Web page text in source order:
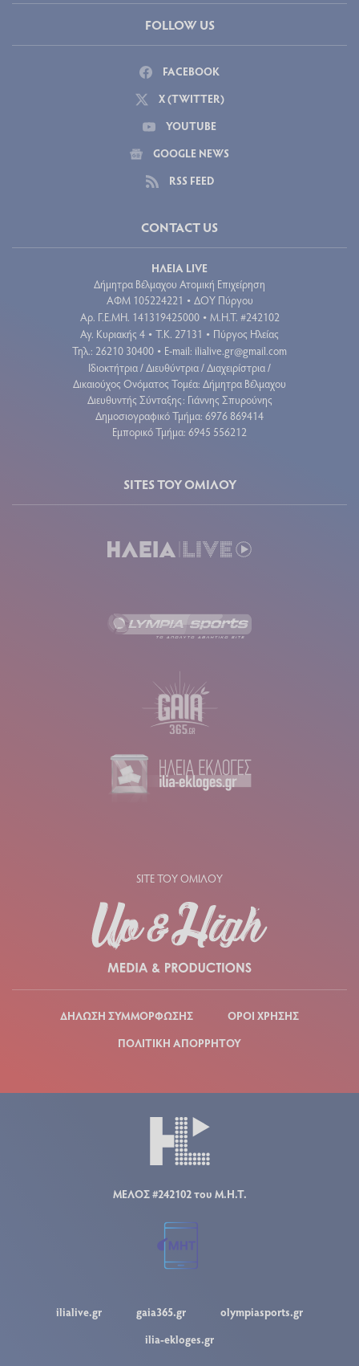
FOLLOW US
FACEBOOK
X (TWITTER)
YOUTUBE
GOOGLE NEWS
RSS FEED
CONTACT US
ΗΛΕΙΑ LIVE
Δήμητρα Βέλμαχου Ατομική Επιχείρηση
ΑΦΜ 105224221 • ΔΟΥ Πύργου
Aρ. Γ.Ε.ΜΗ. 141319425000 • Μ.Η.Τ. #242102
Αγ. Κυριακής 4 • Τ.Κ. 27131 • Πύργος Ηλείας
Τηλ.: 26210 30400 • E-mail: ilialive.gr@gmail.com
Ιδιοκτήτρια / Διευθύντρια / Διαχειρίστρια /
Δικαιούχος Ονόματος Τομέα: Δήμητρα Βέλμαχου
Διευθυντής Σύνταξης: Γιάννης Σπυρούνης
Δημοσιογραφικό Τμήμα: 6976 869414
Εμπορικό Τμήμα: 6945 556212
SITES ΤΟΥ ΟΜΙΛΟΥ
SITE ΤΟΥ ΟΜΙΛΟΥ
ΔΗΛΩΣΗ ΣΥΜΜΟΡΦΩΣΗΣ
ΟΡΟΙ ΧΡΗΣΗΣ
ΠΟΛΙΤΙΚΗ ΑΠΟΡΡΗΤΟΥ
ΜΕΛΟΣ #242102 του Μ.Η.Τ.
ilialive.gr gaia365.gr
olympiasports.gr
ilia-ekloges.gr